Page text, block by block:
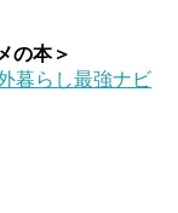
の本＞
暮らし最強ナビ